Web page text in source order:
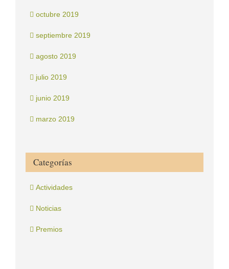
octubre 2019
septiembre 2019
agosto 2019
julio 2019
junio 2019
marzo 2019
Categorías
Actividades
Noticias
Premios